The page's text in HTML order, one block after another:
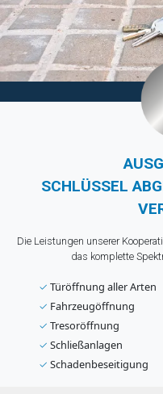
SCHLÜSSEL
Die Leistungen unserer
das komplette
✓ Türöffnung aller Arten
✓ Fahrzeugöffnung
✓ Tresoröffnung
✓ Schließanlagen
✓ Schadenbeseitigung